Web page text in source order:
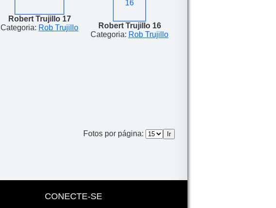
Robert Trujillo 17
Categoria: Rob Trujillo
Robert Trujillo 16
Categoria: Rob Trujillo
Fotos por página:
CONECTE-SE